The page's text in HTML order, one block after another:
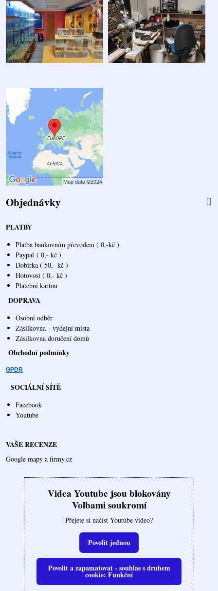
Objednávky
PLATBY
Platba bankovním převodem ( 0,-kč )
Paypal ( 0,- kč )
Dobírka ( 50,- kč )
Hotovost ( 0,- kč )
Platební kartou
DOPRAVA
Osobní odběr
Zásilkovna - výdejní místa
Zásilkovna doručení domů
Obchodní podmínky
GPDR
SOCIÁLNÍ SÍTĚ
Facebook
Youtube
VAŠE RECENZE
Google mapy a firmy.cz
Videa Youtube jsou blokovány
Volbami soukromí
Přejete si načíst Youtube video?
Povolit jednou
Povolit a zapamatovat - souhlas s druhem
cookie: Funkční